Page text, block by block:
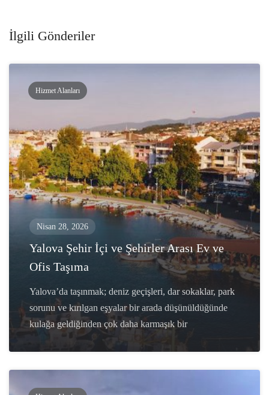
İlgili Gönderiler
Hizmet Alanları
Nisan 28, 2026
Yalova Şehir İçi ve Şehirler Arası Ev ve
Ofis Taşıma
Yalova’da taşınmak; deniz geçişleri, dar sokaklar, park
sorunu ve kırılgan eşyalar bir arada düşünüldüğünde
kulağa geldiğinden çok daha karmaşık bir